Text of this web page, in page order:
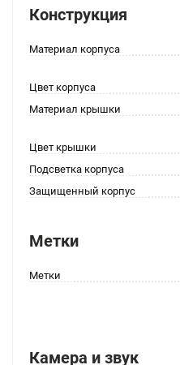
Конструкция
Материал корпуса
Цвет корпуса
Материал крышки
Цвет крышки
Подсветка корпуса
Защищенный корпус
Метки
Метки
Камера и звук